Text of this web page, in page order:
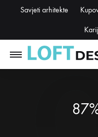
Savjeti arhitekte